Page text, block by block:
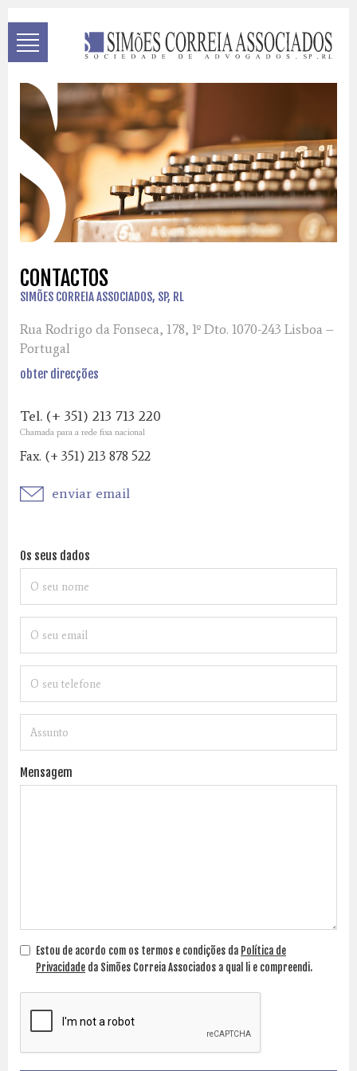
CONTACTOS
SIMÕES CORREIA ASSOCIADOS, SP, RL
Rua Rodrigo da Fonseca, 178, 1º Dto. 1070-243 Lisboa –
Portugal
obter direcções
Tel. (+ 351) 213 713 220
Chamada para a rede fixa nacional
Fax. (+ 351) 213 878 522
enviar email
Os seus dados
Mensagem
Estou de acordo com os termos e condições da Política de
Privacidade da Simões Correia Associados a qual li e compreendi.